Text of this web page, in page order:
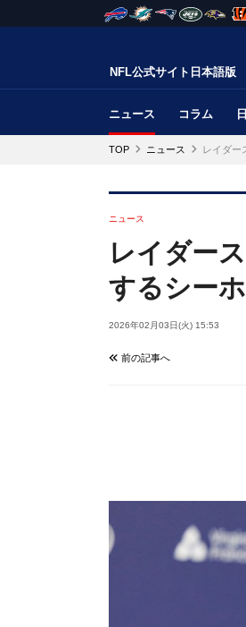
NFL公式サイト日本語版
ニュース コラム
TOP ニュース レイダー
ニュース
レイダー
するシー
2026年02月03日(火) 15:53
前の記事へ